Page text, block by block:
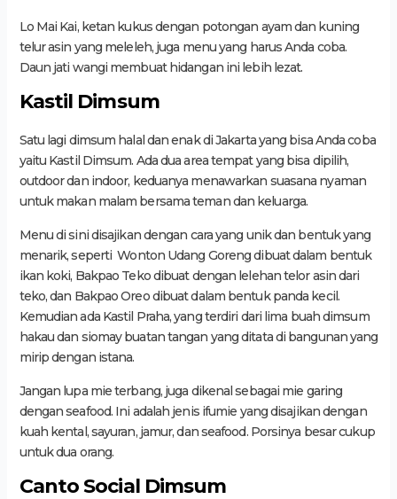
Lo Mai Kai, ketan kukus dengan potongan ayam dan kuning
telur asin yang meleleh, juga menu yang harus Anda coba.
Daun jati wangi membuat hidangan ini lebih lezat.
Kastil Dimsum
Satu lagi dimsum halal dan enak di Jakarta yang bisa Anda coba
yaitu Kastil Dimsum. Ada dua area tempat yang bisa dipilih,
outdoor dan indoor, keduanya menawarkan suasana nyaman
untuk makan malam bersama teman dan keluarga.
Menu di sini disajikan dengan cara yang unik dan bentuk yang
menarik, seperti Wonton Udang Goreng dibuat dalam bentuk
ikan koki, Bakpao Teko dibuat dengan lelehan telor asin dari
teko, dan Bakpao Oreo dibuat dalam bentuk panda kecil.
Kemudian ada Kastil Praha, yang terdiri dari lima buah dimsum
hakau dan siomay buatan tangan yang ditata di bangunan yang
mirip dengan istana.
Jangan lupa mie terbang, juga dikenal sebagai mie garing
dengan seafood. Ini adalah jenis ifumie yang disajikan dengan
kuah kental, sayuran, jamur, dan seafood. Porsinya besar cukup
untuk dua orang.
Canto Social Dimsum